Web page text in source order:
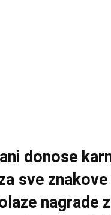
donose
sve
nagrade